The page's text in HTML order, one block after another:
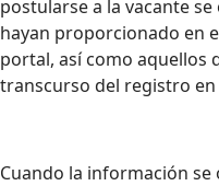
postularse a la vacante
hayan proporcionado en
portal, así como aquellos
transcurso del registro
Cuando la información